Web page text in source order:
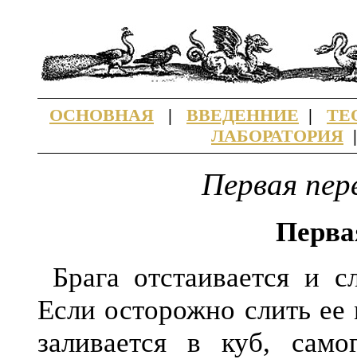
ОСНОВНАЯ | ВВЕДЕННИЕ |
ЛАБОРАТОРИЯ
Первая
Брага отстаивается и
Если осторожно слить
заливается в куб,